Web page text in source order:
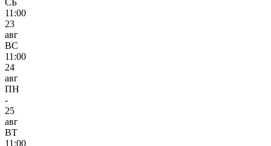
СБ
11:00
23
авг
ВС
11:00
24
авг
ПН
-
25
авг
ВТ
11:00